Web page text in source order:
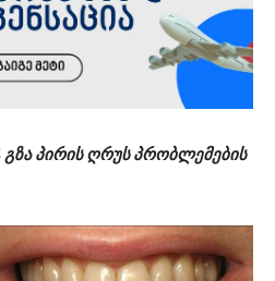
გზა პირის ღრუს პრობლემების